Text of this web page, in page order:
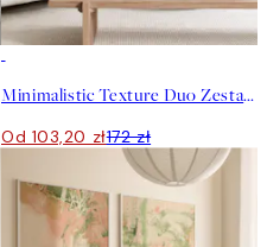
Minimalistic Texture Duo Zestaw plakatów
Od 103,20 zł172 zł